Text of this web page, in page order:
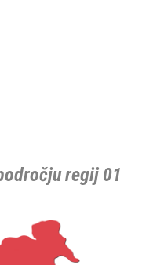
regij 01